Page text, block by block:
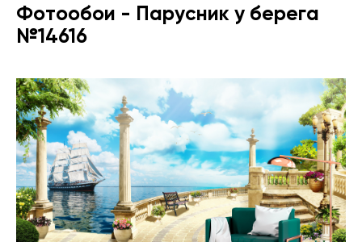
Фотообои - Парусник у берега
№14616